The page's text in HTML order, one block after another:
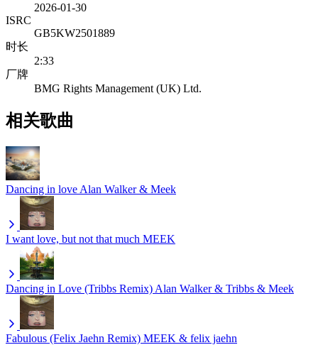
2026-01-30
ISRC
GB5KW2501889
时长
2:33
厂牌
BMG Rights Management (UK) Ltd.
相关歌曲
Dancing in love Alan Walker & Meek
I want love, but not that much MEEK
Dancing in Love (Tribbs Remix) Alan Walker & Tribbs & Meek
Fabulous (Felix Jaehn Remix) MEEK & felix jaehn